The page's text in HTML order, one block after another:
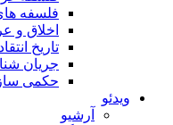
فلسفه
اخلاق و
تاریخ
جریان
حکمی
ویدئو
آرشیو